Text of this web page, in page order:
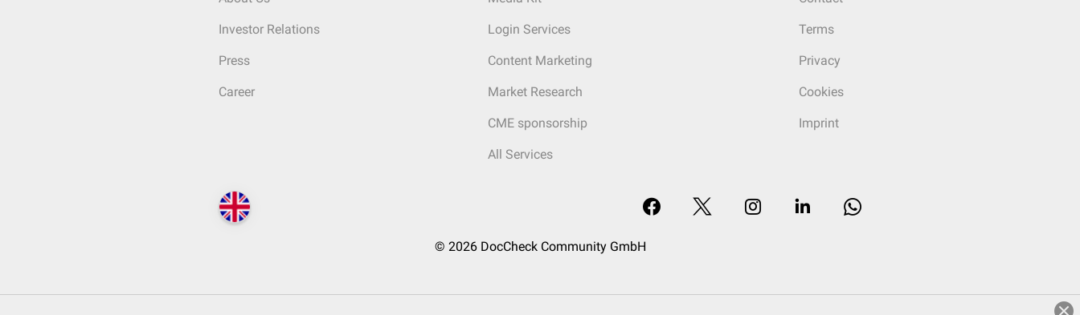
Investor Relations
Press
Career
Login Services
Content Marketing
Market Research
CME sponsorship
All Services
Terms
Privacy
Cookies
Imprint
© 2026 DocCheck Community GmbH